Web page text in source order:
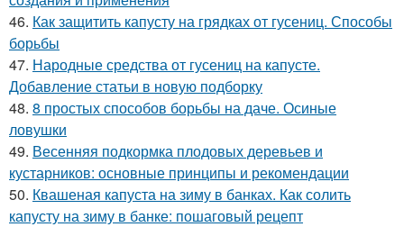
46. Как защитить капусту на грядках от гусениц. Способы
борьбы
47. Народные средства от гусениц на капусте.
Добавление статьи в новую подборку
48. 8 простых способов борьбы на даче. Осиные
ловушки
49. Весенняя подкормка плодовых деревьев и
кустарников: основные принципы и рекомендации
50. Квашеная капуста на зиму в банках. Как солить
капусту на зиму в банке: пошаговый рецепт